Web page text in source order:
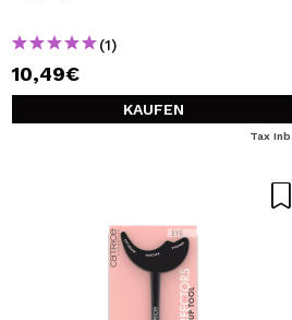
(1)
10,49€
KAUFEN
Tax Inb.